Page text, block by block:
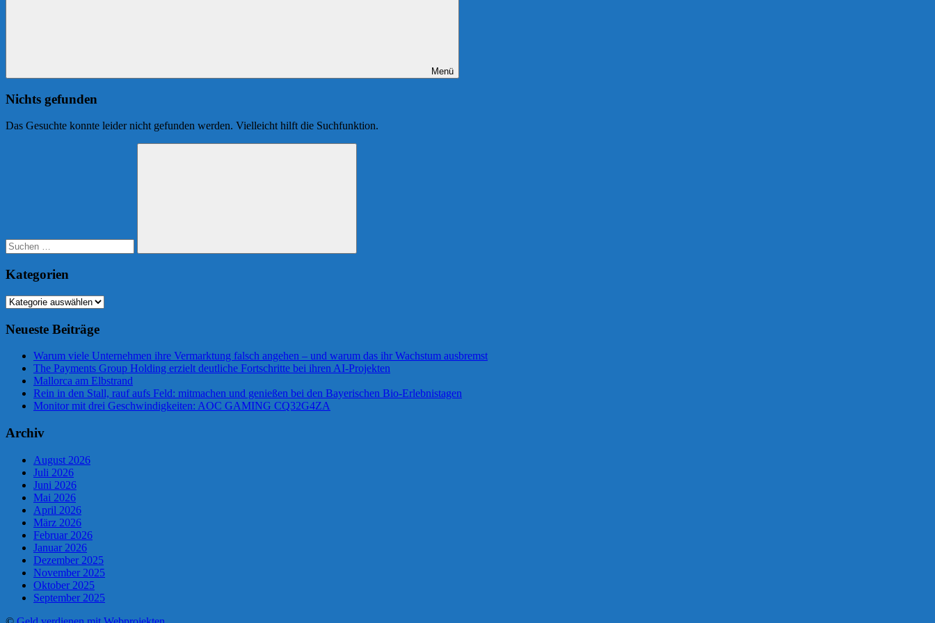
Menü
Nichts gefunden
Das Gesuchte konnte leider nicht gefunden werden. Vielleicht hilft die Suchfunktion.
Suchen
Kategorien
Kategorien
Neueste Beiträge
Warum viele Unternehmen ihre Vermarktung falsch angehen – und warum das ihr Wachstum ausbremst
The Payments Group Holding erzielt deutliche Fortschritte bei ihren AI-Projekten
Mallorca am Elbstrand
Rein in den Stall, rauf aufs Feld: mitmachen und genießen bei den Bayerischen Bio-Erlebnistagen
Monitor mit drei Geschwindigkeiten: AOC GAMING CQ32G4ZA
Archiv
August 2026
Juli 2026
Juni 2026
Mai 2026
April 2026
März 2026
Februar 2026
Januar 2026
Dezember 2025
November 2025
Oktober 2025
September 2025